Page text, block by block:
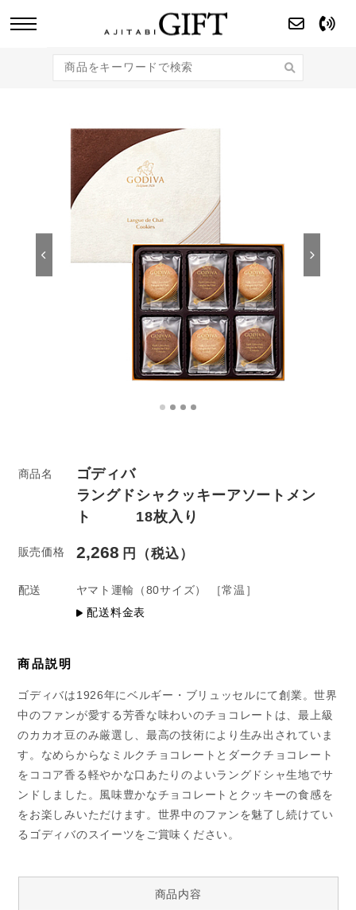
のギフト商品をご提案します。
商品名
ゴディバ
ラングドシャクッキーアソートメン
ト 18枚入り
販売価格 2,268
配送 ヤマト運輸 （80サイズ）
［常温］
配送料金表
商品説明
ゴディバは1926年にベルギー・ブリュッセルにて創業。世界
中のファンが愛する芳香な味わいのチョコレートは、最上級
のカカオ豆のみ厳選し、最高の技術により生み出されていま
す。なめらからなミルクチョコレートとダークチョコレート
をココア香る軽やかな口あたりのよいラングドシャ生地でサ
ンドしました。風味豊かなチョコレートとクッキーの食感を
をお楽しみいただけます。世界中のファンを魅了し続けてい
るゴディバのスイーツをご賞味ください。
商品内容